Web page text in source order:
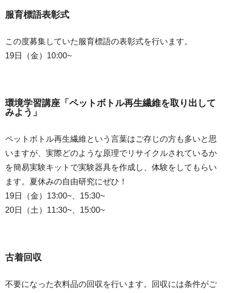
服育標語表彰式
この度募集していた服育標語の表彰式を行います。
19日（金）10:00~
環境学習講座「ペットボトル再生繊維を取り出して
みよう」
ペットボトル再生繊維という言葉はご存じの方も多いと思
いますが、実際どのような原理でリサイクルされているか
を簡易実験キットで実験器具を作成し、体験をしてもらい
ます。夏休みの自由研究にぜひ！
19日（金）13:00~、15:30~
20日（土）11:30~、15:00~
古着回収
不要になった衣料品の回収を行います。回収には条件がご